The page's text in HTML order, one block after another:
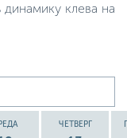
клева на
ЧЕТВЕРГ